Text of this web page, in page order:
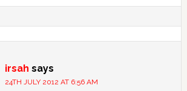
irsah says
24TH JULY 2012 AT 6:56 AM